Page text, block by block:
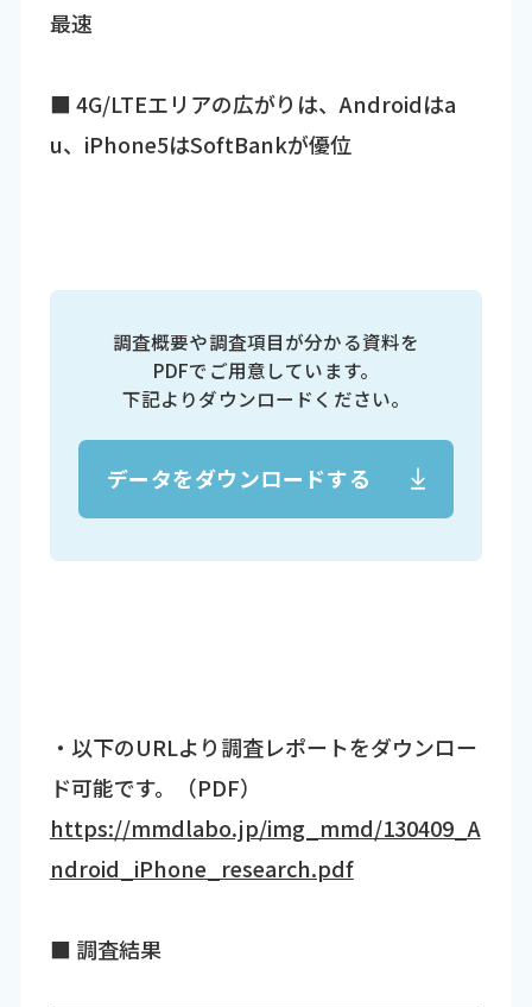
最速
■ 4G/LTEエリアの広がりは、Androidはa
u、iPhone5はSoftBankが優位
調査概要や調査項目が分かる資料を
PDFでご用意しています。
下記よりダウンロードください。
データをダウンロードする
・以下のURLより調査レポートをダウンロー
ド可能です。（PDF）
https://mmdlabo.jp/img_mmd/130409_A
ndroid_iPhone_research.pdf
■ 調査結果